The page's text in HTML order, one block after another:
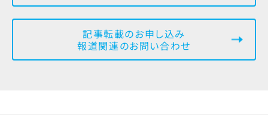
記事転載のお申し込み
報道関連のお問い合わせ